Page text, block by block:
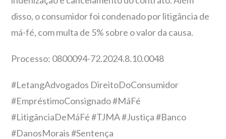
disso, o consumidor foi condenado por litigância de
má-fé, com multa de 5% sobre o valor da causa.
Processo: 0800094-72.2024.8.10.0048
#LetangAdvogados DireitoDoConsumidor
#EmpréstimoConsignado #MáFé
#LitigânciaDeMáFé #TJMA #Justiça #Banco
#DanosMorais #Sentença